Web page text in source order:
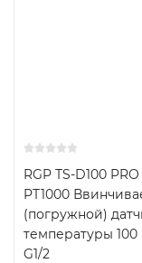
RGP TS-D100 PRO
PT1000
(погружной)
температуры 100
G1/2